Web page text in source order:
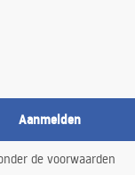
Aanmelden
de voorwaarden